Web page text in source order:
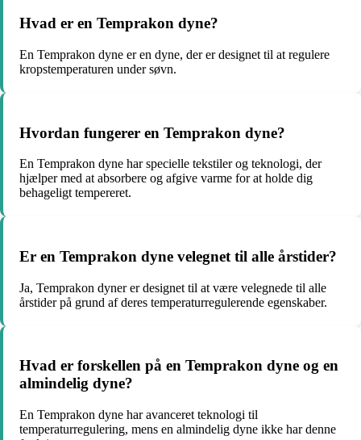
Hvad er en Temprakon dyne?
En Temprakon dyne er en dyne, der er designet til at regulere
kropstemperaturen under søvn.
Hvordan fungerer en Temprakon dyne?
En Temprakon dyne har specielle tekstiler og teknologi, der
hjælper med at absorbere og afgive varme for at holde dig
behageligt tempereret.
Er en Temprakon dyne velegnet til alle årstider?
Ja, Temprakon dyner er designet til at være velegnede til alle
årstider på grund af deres temperaturregulerende egenskaber.
Hvad er forskellen på en Temprakon dyne og en
almindelig dyne?
En Temprakon dyne har avanceret teknologi til
temperaturregulering, mens en almindelig dyne ikke har denne